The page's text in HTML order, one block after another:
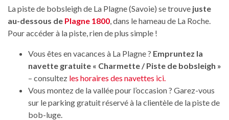
La piste de bobsleigh de La Plagne (Savoie) se trouve juste
au-dessous de Plagne 1800 , dans le hameau de La Roche.
Pour accéder à la piste, rien de plus simple !
Vous êtes en vacances à La Plagne ? Empruntez la
navette gratuite « Charmette / Piste de bobsleigh »
– consultez les horaires des navettes ici
Vous montez de la vallée pour l’occasion ? Garez-vous
sur le parking gratuit réservé à la clientèle de la piste de
bob-luge.